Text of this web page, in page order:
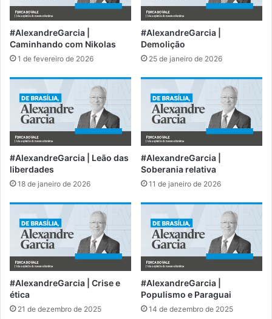
#AlexandreGarcia |
Caminhando com Nikolas
1 de fevereiro de 2026
#AlexandreGarcia |
Demolição
25 de janeiro de 2026
#AlexandreGarcia | Leão das
liberdades
18 de janeiro de 2026
#AlexandreGarcia |
Soberania relativa
11 de janeiro de 2026
#AlexandreGarcia | Crise e
ética
21 de dezembro de 2025
#AlexandreGarcia |
Populismo e Paraguai
14 de dezembro de 2025